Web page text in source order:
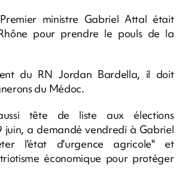
ministre Gabriel Attal était
pour prendre le pouls de la
du RN Jordan Bardella, il doit
du Médoc.
tête de liste aux élections
juin, a demandé vendredi à Gabriel
l'état d'urgence agricole" et
économique pour protéger